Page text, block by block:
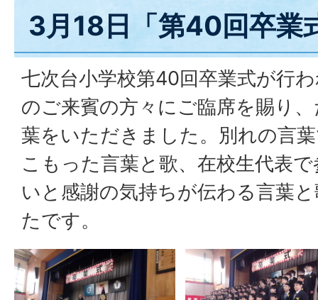
3月18日「第40回卒業
七次台小学校第40回卒業式が行
のご来賓の方々にご臨席を賜り
葉をいただきました。別れの言
こもった言葉と歌、在校生代表
いと感謝の気持ちが伝わる言葉
たです。